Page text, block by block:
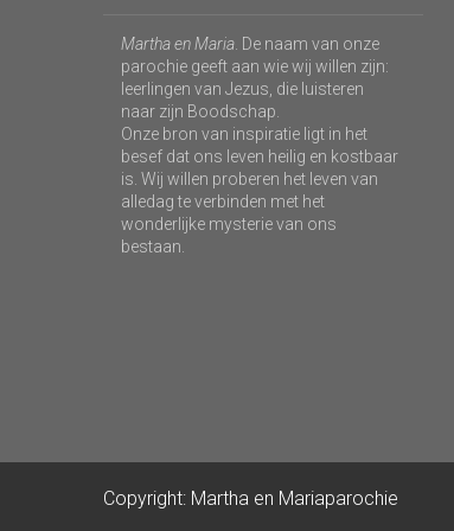
Martha en Maria . De naam van onze
parochie geeft aan wie wij willen zijn:
leerlingen van Jezus, die luisteren
naar zijn Boodschap.
Onze bron van inspiratie ligt in het
besef dat ons leven heilig en kostbaar
is. Wij willen proberen het leven van
alledag te verbinden met het
wonderlijke mysterie van ons
bestaan.
Copyright: Martha en Mariaparochie